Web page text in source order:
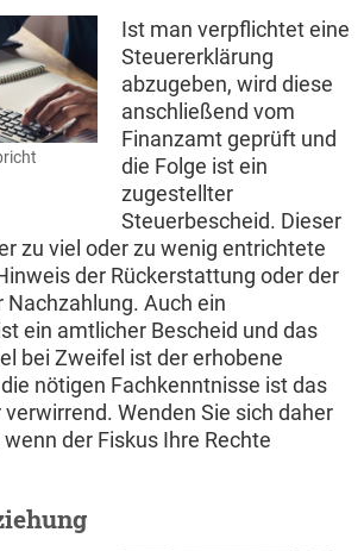
Ist man verpflichtet eine
Steuererklärung
abzugeben, wird diese
anschließend vom
Finanzamt geprüft und
die Folge ist ein
zugestellter
Steuerbescheid. Dieser
zu viel oder zu wenig entrichtete
der Rückerstattung oder der
Auch ein
ein amtlicher Bescheid und das
bei Zweifel ist der erhobene
nötigen Fachkenntnisse ist das
Wenden Sie sich daher
der Fiskus Ihre Rechte